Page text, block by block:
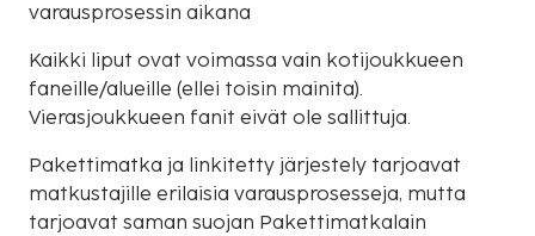
varausprosessin aikana
Kaikki liput ovat voimassa vain kotijoukkueen
faneille/alueille (ellei toisin mainita).
Vierasjoukkueen fanit eivät ole sallittuja.
Pakettimatka ja linkitetty järjestely tarjoavat
matkustajille erilaisia varausprosesseja, mutta
tarjoavat saman suojan Pakettimatkalain